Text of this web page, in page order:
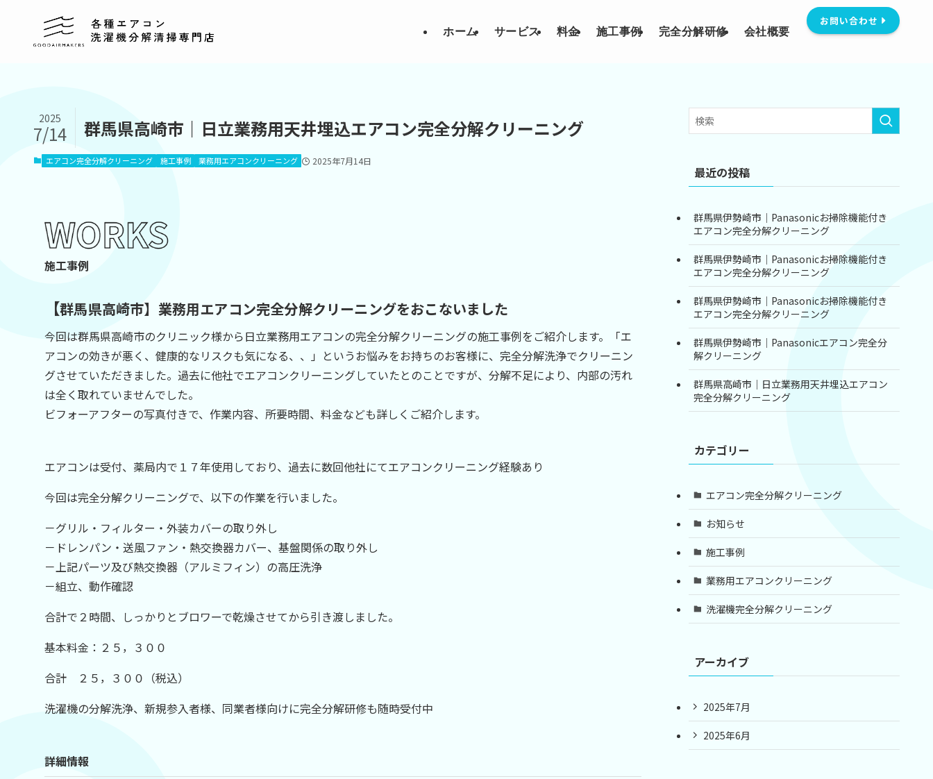
ホーム サービス 料金 施工事例 完全分解研修 会社概要
お問い合わせ
群馬県高崎市｜日立業務用天井埋込エアコン完全分解クリーニング
2025
7/14
エアコン完全分解クリーニング 施工事例 業務用エアコンクリーニング 2025年7月14日
施工事例
【群馬県高崎市】業務用エアコン完全分解クリーニングをおこないました
今回は群馬県高崎市のクリニック様から日立業務用エアコンの完全分解クリーニングの施工事例をご紹介します。「エ
アコンの効きが悪く、健康的なリスクも気になる、、」というお悩みをお持ちのお客様に、完全分解洗浄でクリーニン
グさせていただきました。過去に他社でエアコンクリーニングしていたとのことですが、分解不足により、内部の汚れ
は全く取れていませんでした。
ビフォーアフターの写真付きで、作業内容、所要時間、料金なども詳しくご紹介します。
エアコンは受付、薬局内で１７年使用しており、過去に数回他社にてエアコンクリーニング経験あり
今回は完全分解クリーニングで、以下の作業を行いました。
－グリル・フィルター・外装カバーの取り外し
－ドレンパン・送風ファン・熱交換器カバー、基盤関係の取り外し
－上記パーツ及び熱交換器（アルミフィン）の高圧洗浄
－組立、動作確認
合計で２時間、しっかりとブロワーで乾燥させてから引き渡しました。
基本料金：２５，３００
合計 ２５，３００（税込）
洗濯機の分解洗浄、新規参入者様、同業者様向けに完全分解研修も随時受付中
詳細情報
最近の投稿
群馬県伊勢崎市｜Panasonicお掃除機能付き
エアコン完全分解クリーニング
群馬県伊勢崎市｜Panasonicお掃除機能付き
エアコン完全分解クリーニング
群馬県伊勢崎市｜Panasonicお掃除機能付き
エアコン完全分解クリーニング
群馬県伊勢崎市｜Panasonicエアコン完全分
解クリーニング
群馬県高崎市｜日立業務用天井埋込エアコン
完全分解クリーニング
カテゴリー
エアコン完全分解クリーニング
お知らせ
施工事例
業務用エアコンクリーニング
洗濯機完全分解クリーニング
アーカイブ
2025年7月
2025年6月